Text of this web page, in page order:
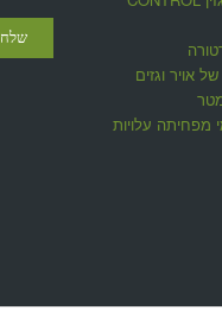
אויר וגזים
מפחיתה עלויות